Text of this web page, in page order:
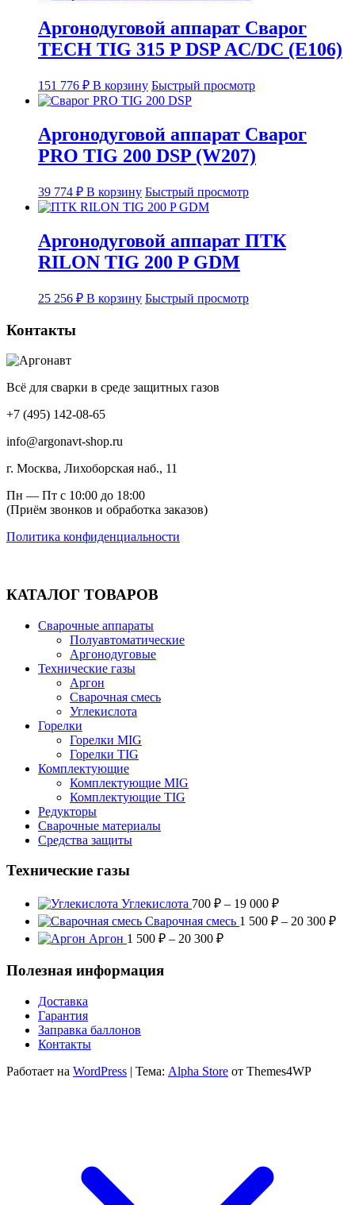
Аргонодуговой аппарат Сварог
TECH TIG 315 P DSP AC/DC (E106)
151 776 ₽ В корзину Быстрый просмотр
Аргонодуговой аппарат Сварог
PRO TIG 200 DSP (W207)
39 774 ₽ В корзину Быстрый просмотр
Аргонодуговой аппарат ПТК
RILON TIG 200 P GDM
25 256 ₽ В корзину Быстрый просмотр
Контакты
Всё для сварки в среде защитных газов
+7 (495) 142-08-65
info@argonavt-shop.ru
г. Москва, Лихоборская наб., 11
Пн — Пт с 10:00 до 18:00
(Приём звонков и обработка заказов)
Политика конфиденциальности
КАТАЛОГ ТОВАРОВ
Сварочные аппараты
Полуавтоматические
Аргонодуговые
Технические газы
Аргон
Сварочная смесь
Углекислота
Горелки
Горелки MIG
Горелки TIG
Комплектующие
Комплектующие MIG
Комплектующие TIG
Редукторы
Сварочные материалы
Средства защиты
Технические газы
Углекислота 700 ₽ – 19 000 ₽Диапазон
цен:
Сварочная смесь 1 500 ₽ – 20 300 ₽
Аргон 1 500 ₽ – 20 300 ₽Диапазон
Полезная информация
Доставка
Гарантия
Заправка баллонов
Контакты
Работает на WordPress | Тема: Alpha Store от Themes4WP